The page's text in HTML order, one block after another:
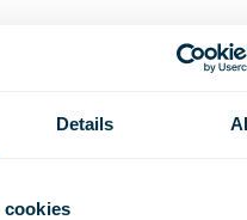
Details
cookies